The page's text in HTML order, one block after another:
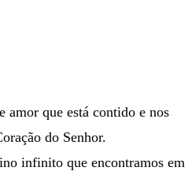
amor que está contido e nos
do Senhor.
infinito que encontramos em